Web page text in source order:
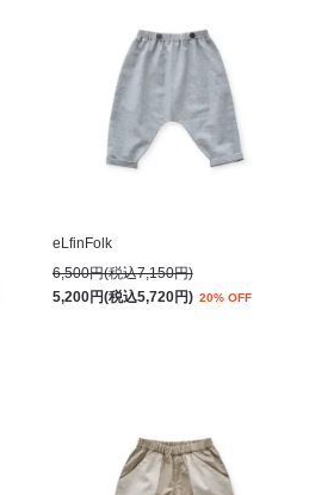
eLfinFolk
6,500円(税込7,150円)
5,200円(税込5,720円) 20% OFF